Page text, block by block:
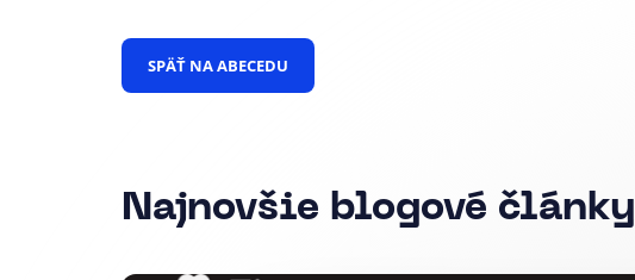
SPÄŤ NA ABECEDU
Najnovšie blogové články